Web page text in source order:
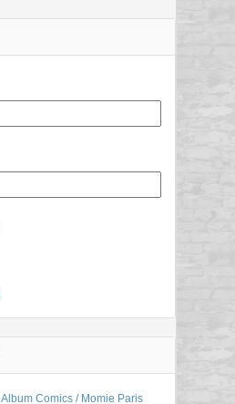
Comics / Momie Paris